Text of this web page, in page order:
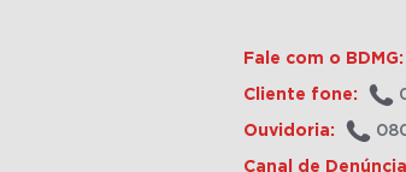
Fale com o BDMG:
Cliente fone:
Ouvidoria:
Canal de